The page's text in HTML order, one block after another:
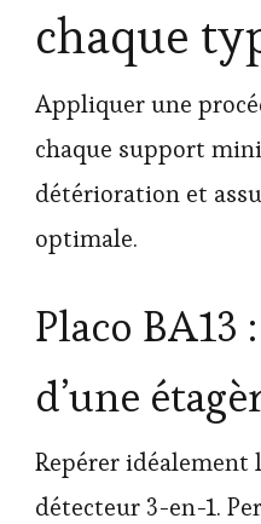
chaque
Appliquer une
chaque support
détérioration et
optimale.
Placo
d’une
Repérer idéalement
détecteur 3-en-1.